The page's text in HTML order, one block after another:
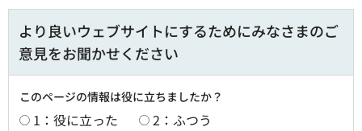
より良いウェブサイトにするためにみなさまのご
意見をお聞かせください
このページの情報は役に立ちましたか？
1：役に立った
2：ふつう